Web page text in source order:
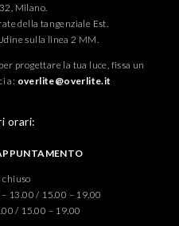
Milano.
della tangenziale Est.
sulla linea 2 MM.
progettare la tua luce, fissa un
a: overlite@overlite.it
orari:
chiuso
13.00 / 15.00 – 19.00
/ 15.00 – 19.00